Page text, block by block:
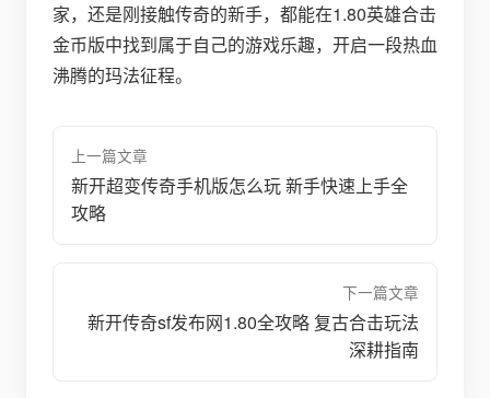
家，还是刚接触传奇的新手，都能在1.80英雄合击
金币版中找到属于自己的游戏乐趣，开启一段热血
沸腾的玛法征程。
上一篇文章
新开超变传奇手机版怎么玩 新手快速上手全
攻略
下一篇文章
新开传奇sf发布网1.80全攻略 复古合击玩法
深耕指南